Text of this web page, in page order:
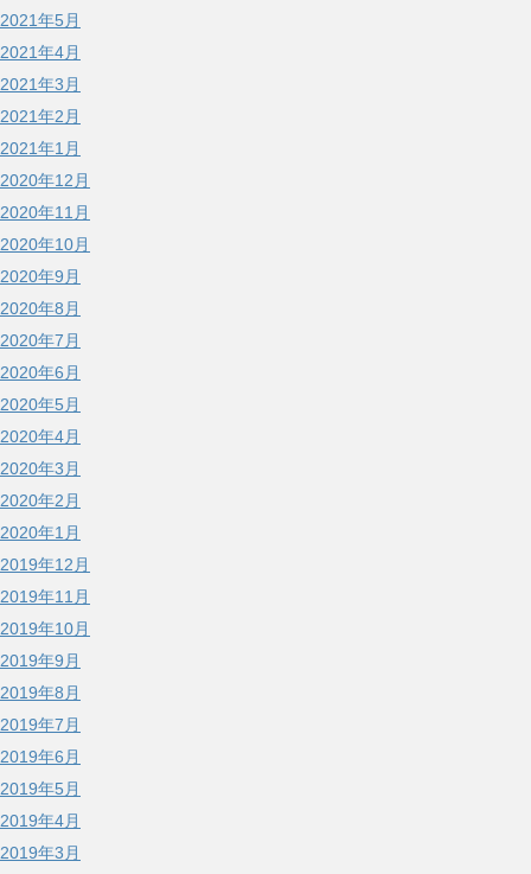
2021年5月
2021年4月
2021年3月
2021年2月
2021年1月
2020年12月
2020年11月
2020年10月
2020年9月
2020年8月
2020年7月
2020年6月
2020年5月
2020年4月
2020年3月
2020年2月
2020年1月
2019年12月
2019年11月
2019年10月
2019年9月
2019年8月
2019年7月
2019年6月
2019年5月
2019年4月
2019年3月